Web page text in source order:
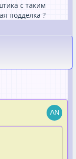
с таким
подделка ?